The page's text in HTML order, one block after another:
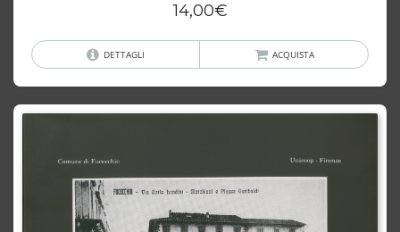
14,00€
DETTAGLI ACQUISTA